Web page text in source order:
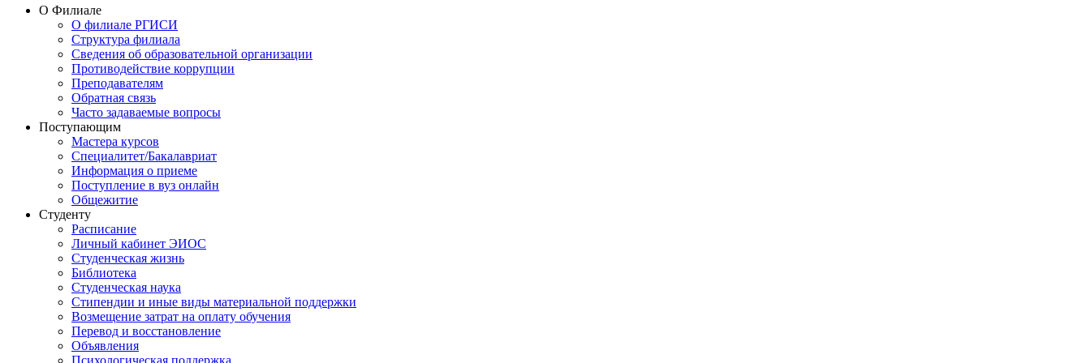
О Филиале
О филиале РГИСИ
Структура филиала
Сведения об образовательной организации
Противодействие коррупции
Преподавателям
Обратная связь
Часто задаваемые вопросы
Поступающим
Мастера курсов
Специалитет/Бакалавриат
Информация о приеме
Поступление в вуз онлайн
Общежитие
Студенту
Расписание
Личный кабинет ЭИОС
Студенческая жизнь
Библиотека
Студенческая наука
Стипендии и иные виды материальной поддержки
Возмещение затрат на оплату обучения
Перевод и восстановление
Объявления
Психологическая поддержка